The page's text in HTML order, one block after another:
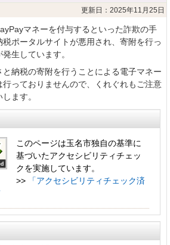
更新日：2025年11月25日
マネーを付与するといった詐欺の手
ポータルサイトが悪用され、寄附を行っ
生しています。
納税の寄附を行うことによる電子マネー
っておりませんので、くれぐれもご注意
ます。
このページは玉名市独自の基準に
基づいたアクセシビリティチェッ
クを実施しています。
>>
「アクセシビリティチェック済